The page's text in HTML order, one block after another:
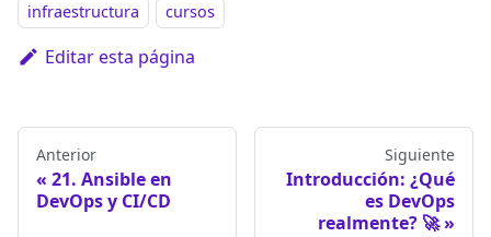
infraestructura
cursos
Editar esta página
Anterior
21. Ansible en
DevOps y CI/CD
Siguiente
Introducción: ¿Qué
es DevOps
realmente? 🚀